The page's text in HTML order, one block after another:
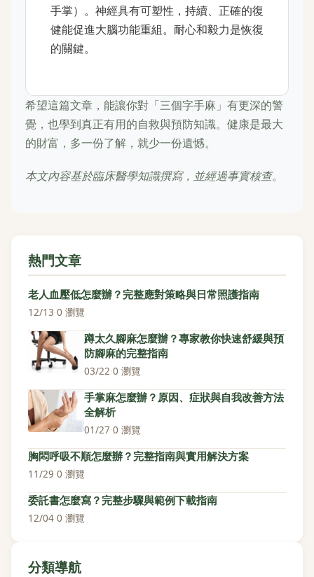
手掌）。神經具有可塑性，持續、正確的復
健能促進大腦功能重組。耐心和毅力是恢復
的關鍵。
希望這篇文章，能讓你對「三個字手麻」有更深的警
覺，也學到真正有用的自救與預防知識。健康是最大
的財富，多一份了解，就少一份遺憾。
本文內容基於臨床醫學知識撰寫，並經過事實核查。
熱門文章
老人血壓低怎麼辦？完整應對策略與日常照護指南
12/13·0 瀏覽
蹲太久腳麻怎麼辦？專家教你快速舒緩與預
防腳麻的完整指南
03/22·0 瀏覽
手掌麻怎麼辦？原因、症狀與自我改善方法
全解析
01/27·0 瀏覽
胸悶呼吸不順怎麼辦？完整指南與實用解決方案
11/29·0 瀏覽
委託書怎麼寫？完整步驟與範例下載指南
12/04·0 瀏覽
分類導航